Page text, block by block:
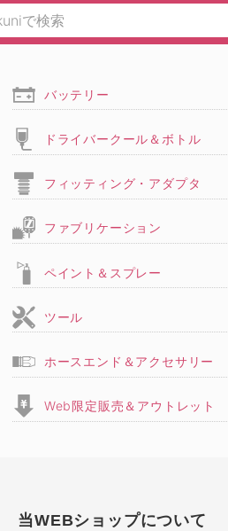
バッテリー
ドライバークール＆ボトル
フィッティング・アダプタ
ファブリケーション
ペイント＆スプレー
ツール
ホースエンド＆アクセサリー
Web限定販売＆アウトレット
当WEBショップについて